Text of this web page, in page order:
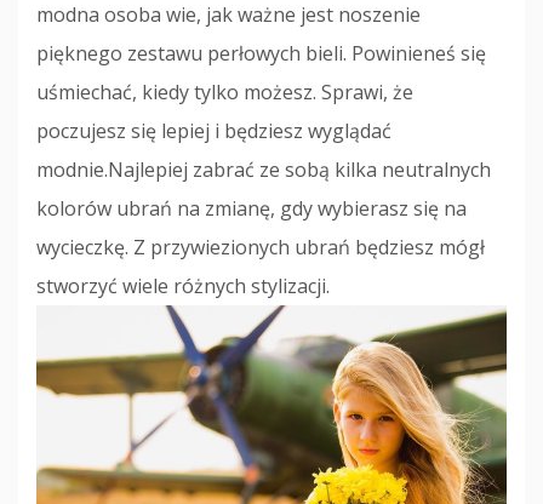
modna osoba wie, jak ważne jest noszenie
pięknego zestawu perłowych bieli. Powinieneś się
uśmiechać, kiedy tylko możesz. Sprawi, że
poczujesz się lepiej i będziesz wyglądać
modnie.Najlepiej zabrać ze sobą kilka neutralnych
kolorów ubrań na zmianę, gdy wybierasz się na
wycieczkę. Z przywiezionych ubrań będziesz mógł
stworzyć wiele różnych stylizacji.